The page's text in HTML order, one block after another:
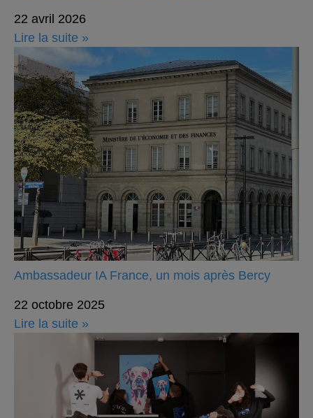
22 avril 2026
Lire la suite »
Ambassadeur IA France, un mois après Bercy
22 octobre 2025
Lire la suite »